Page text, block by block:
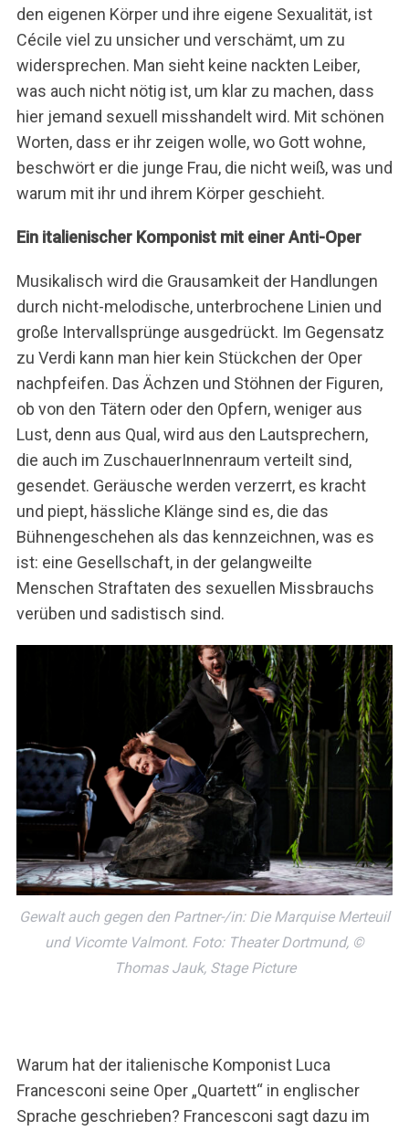
den eigenen Körper und ihre eigene Sexualität, ist
Cécile viel zu unsicher und verschämt, um zu
widersprechen. Man sieht keine nackten Leiber,
was auch nicht nötig ist, um klar zu machen, dass
hier jemand sexuell misshandelt wird. Mit schönen
Worten, dass er ihr zeigen wolle, wo Gott wohne,
beschwört er die junge Frau, die nicht weiß, was und
warum mit ihr und ihrem Körper geschieht.
Ein italienischer Komponist mit einer Anti-Oper
Musikalisch wird die Grausamkeit der Handlungen
durch nicht-melodische, unterbrochene Linien und
große Intervallsprünge ausgedrückt. Im Gegensatz
zu Verdi kann man hier kein Stückchen der Oper
nachpfeifen. Das Ächzen und Stöhnen der Figuren,
ob von den Tätern oder den Opfern, weniger aus
Lust, denn aus Qual, wird aus den Lautsprechern,
die auch im ZuschauerInnenraum verteilt sind,
gesendet. Geräusche werden verzerrt, es kracht
und piept, hässliche Klänge sind es, die das
Bühnengeschehen als das kennzeichnen, was es
ist: eine Gesellschaft, in der gelangweilte
Menschen Straftaten des sexuellen Missbrauchs
verüben und sadistisch sind.
Gewalt auch gegen den Partner-/in: Die Marquise Merteuil
und Vicomte Valmont. Foto: Theater Dortmund, ©
Thomas Jauk, Stage Picture
Warum hat der italienische Komponist Luca
Francesconi seine Oper „Quartett“ in englischer
Sprache geschrieben? Francesconi sagt dazu im
h
o
r
: